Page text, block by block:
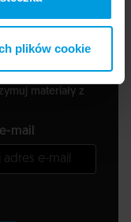
plików cookie
materiały z
mail